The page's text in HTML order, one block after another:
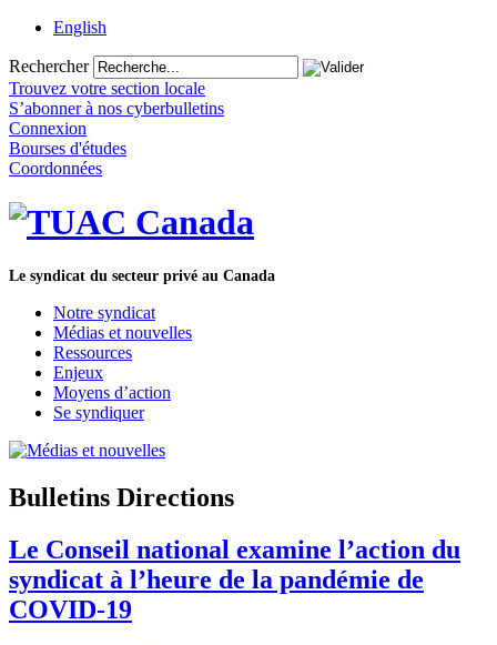
English
Rechercher
Trouvez votre section locale
S’abonner à nos cyberbulletins
Connexion
Bourses d'études
Coordonnées
Le syndicat du secteur privé au Canada
Notre syndicat
Médias et nouvelles
Ressources
Enjeux
Moyens d’action
Se syndiquer
Bulletins Directions
Le Conseil national examine l’action du
syndicat à l’heure de la pandémie de
COVID-19